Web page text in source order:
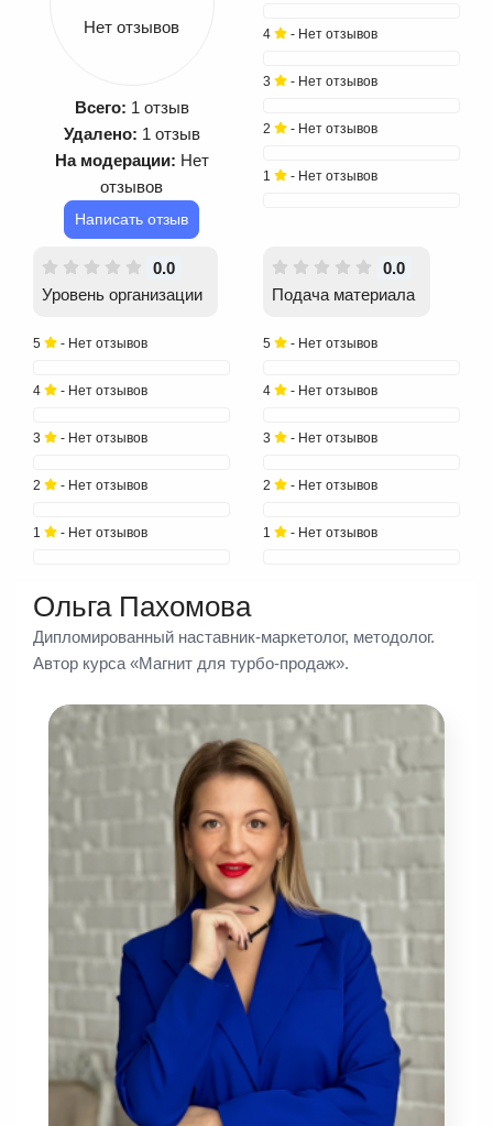
Нет отзывов
Всего: 1 отзыв
Удалено: 1 отзыв
На модерации: Нет
отзывов
Написать отзыв
4 - Нет отзывов
3 - Нет отзывов
2 - Нет отзывов
1 - Нет отзывов
0.0
Уровень организации
5 - Нет отзывов
4 - Нет отзывов
3 - Нет отзывов
2 - Нет отзывов
1 - Нет отзывов
0.0
Подача материала
5 - Нет отзывов
4 - Нет отзывов
3 - Нет отзывов
2 - Нет отзывов
1 - Нет отзывов
Ольга Пахомова
Дипломированный наставник-маркетолог, методолог.
Автор курса «Магнит для турбо-продаж».